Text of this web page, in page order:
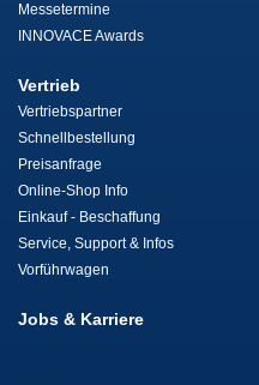
Messetermine
INNOVACE Awards
Vertrieb
Vertriebspartner
Schnellbestellung
Preisanfrage
Online-Shop Info
Einkauf - Beschaffung
Service, Support & Infos
Vorführwagen
Jobs & Karriere